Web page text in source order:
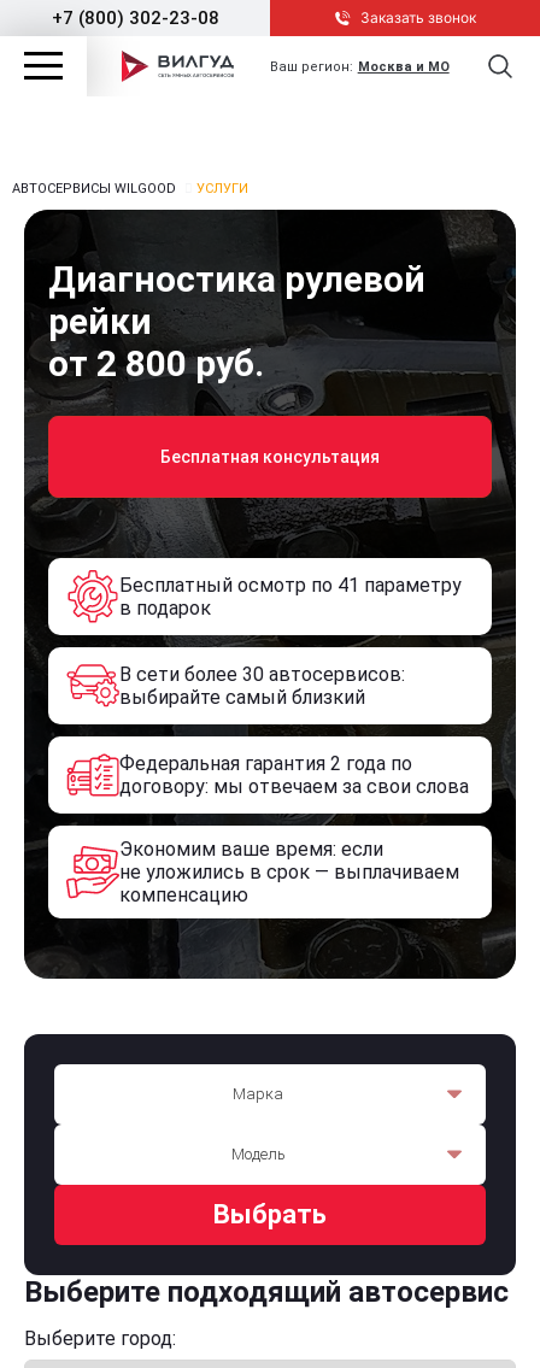
+7 (800) 302-23-08 Заказать звонок
Ваш регион: Москва и МО
АВТОСЕРВИСЫ WILGOOD УСЛУГИ
Диагностика рулевой
рейки
от 2 800 руб.
Бесплатная консультация
Бесплатный осмотр по 41 параметру
в подарок
В сети более 30 автосервисов:
выбирайте самый близкий
Федеральная гарантия 2 года по
договору: мы отвечаем за свои слова
Экономим ваше время: если
не уложились в срок — выплачиваем
компенсацию
Марка
Модель
Выбрать
Выберите подходящий автосервис
Выберите город: